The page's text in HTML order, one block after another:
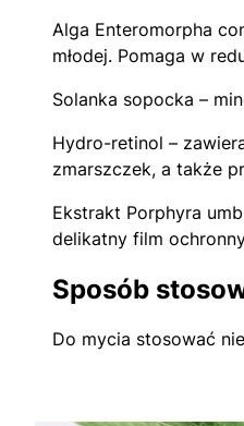
Alga Enteromorpha
młodej. Pomaga w
Solanka sopocka –
Hydro-retinol –
zmarszczek, a także
Ekstrakt Porphyra
delikatny film
Sposób
Do mycia stosować